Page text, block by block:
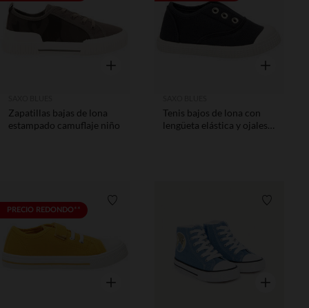
Vista rápida
Zapatillas bajas de lona
estampado camuflaje niño
Vista rápida
Tenis bajos de lona con
lengüeta elástica y ojales
PRECIO REDONDO**
Vista rápida Vista rápida